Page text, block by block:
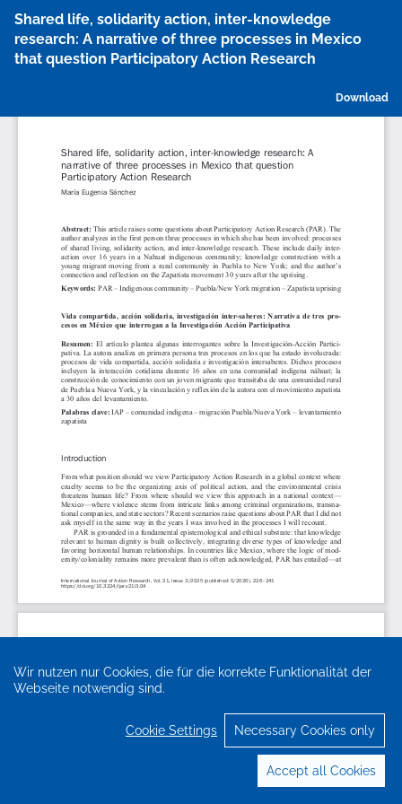
Wir nutzen nur Cookies, die für die korrekte Funktionalität der
Webseite notwendig sind.
Cookie Settings Necessary Cookies only
Accept all Cookies
Article
Details
Shared life, solidarity action, inter-knowledge
research: A narrative of three processes in Mexico
that question Participatory Action Research
Download